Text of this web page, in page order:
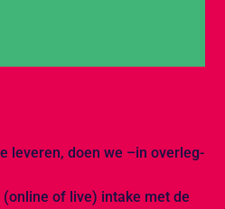
leveren, doen we –in overleg-
(online of live) intake met de